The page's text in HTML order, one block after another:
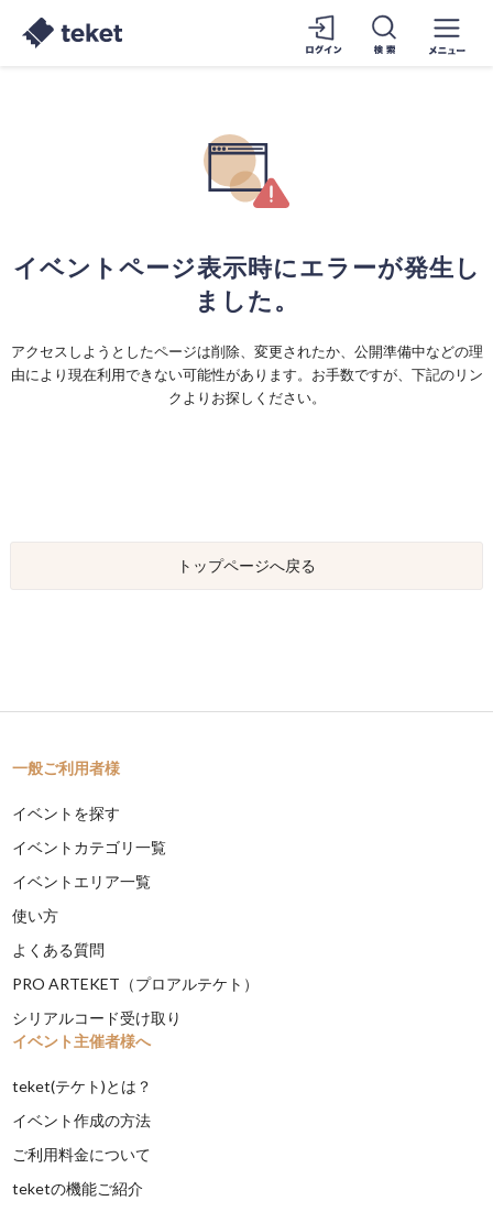
イベントページ表示時にエラーが発生し
ました。
アクセスしようとしたページは削除、変更されたか、公開準備中などの理
由により現在利用できない可能性があります。お手数ですが、下記のリン
クよりお探しください。
トップページへ戻る
一般ご利用者様
イベントを探す
イベントカテゴリ一覧
イベントエリア一覧
使い方
よくある質問
PRO ARTEKET（プロアルテケト）
シリアルコード受け取り
イベント主催者様へ
teket(テケト)とは？
イベント作成の方法
ご利用料金について
teketの機能ご紹介